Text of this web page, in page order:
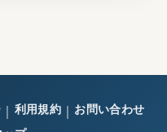
利用規約 お問い合わせ